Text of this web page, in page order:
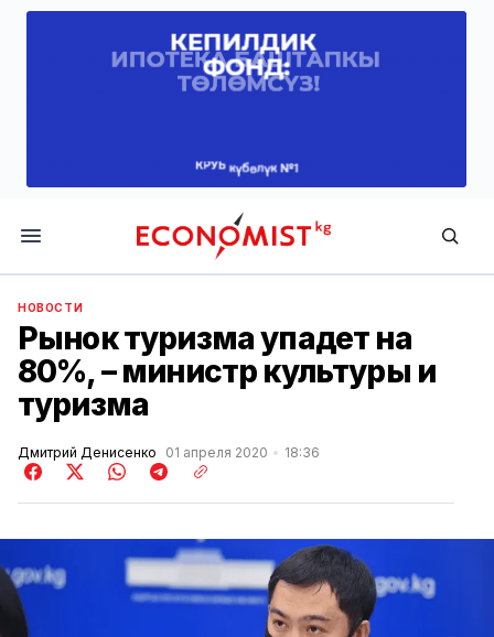
Economist.kg
НОВОСТИ
Рынок туризма упадет на
80%, – министр культуры и
туризма
Дмитрий Денисенко 01 апреля 2020 18:36